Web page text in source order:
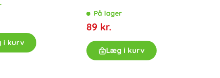
i kurv
På lager
89 kr.
Læg i kurv